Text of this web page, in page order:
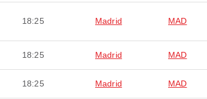
18:25 Madrid MAD
18:25 Madrid MAD
18:25 Madrid MAD